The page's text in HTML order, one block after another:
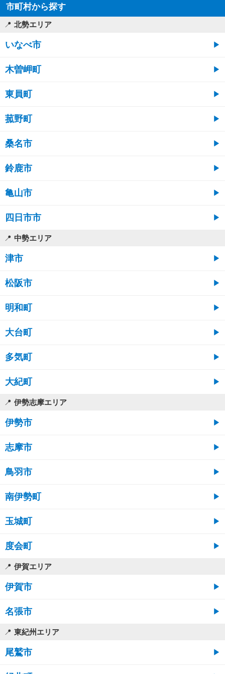
市町村から探す
北勢エリア
いなべ市
木曽岬町
東員町
菰野町
桑名市
鈴鹿市
亀山市
四日市市
中勢エリア
津市
松阪市
明和町
大台町
多気町
大紀町
伊勢志摩エリア
伊勢市
志摩市
鳥羽市
南伊勢町
玉城町
度会町
伊賀エリア
伊賀市
名張市
東紀州エリア
尾鷲市